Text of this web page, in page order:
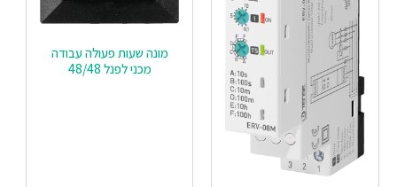
מונה שעות פעולה עבודה
מכני לפנל 48/48